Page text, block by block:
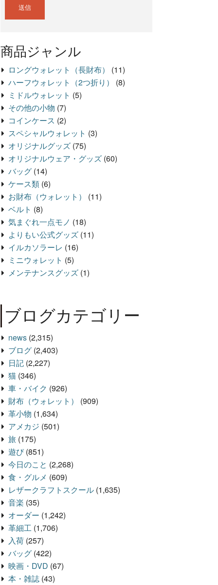
商品ジャンル
ロングウォレット（長財布）
(11)
ハーフウォレット（2つ折り）
(8)
ミドルウォレット (5)
その他の小物 (7)
コインケース (2)
スペシャルウォレット (3)
オリジナルグッズ (75)
オリジナルウェア・グッズ (60)
バッグ (14)
ケース類 (6)
お財布（ウォレット）
(11)
ベルト (8)
気まぐれ一点モノ (18)
よりもい公式グッズ (11)
イルカソラーレ (16)
ミニウォレット (5)
メンテナンスグッズ (1)
ブログカテゴリー
news (2,315)
ブログ (2,403)
日記 (2,227)
猫 (346)
車・バイク (926)
財布（ウォレット）
(909)
革小物 (1,634)
アメカジ (501)
旅 (175)
遊び(851)
今日のこと (2,268)
食・グルメ (609)
レザークラフトスクール (1,635)
音楽 (35)
オーダー (1,242)
革細工 (1,706)
入荷 (257)
バッグ (422)
映画・DVD (67)
本・雑誌 (43)